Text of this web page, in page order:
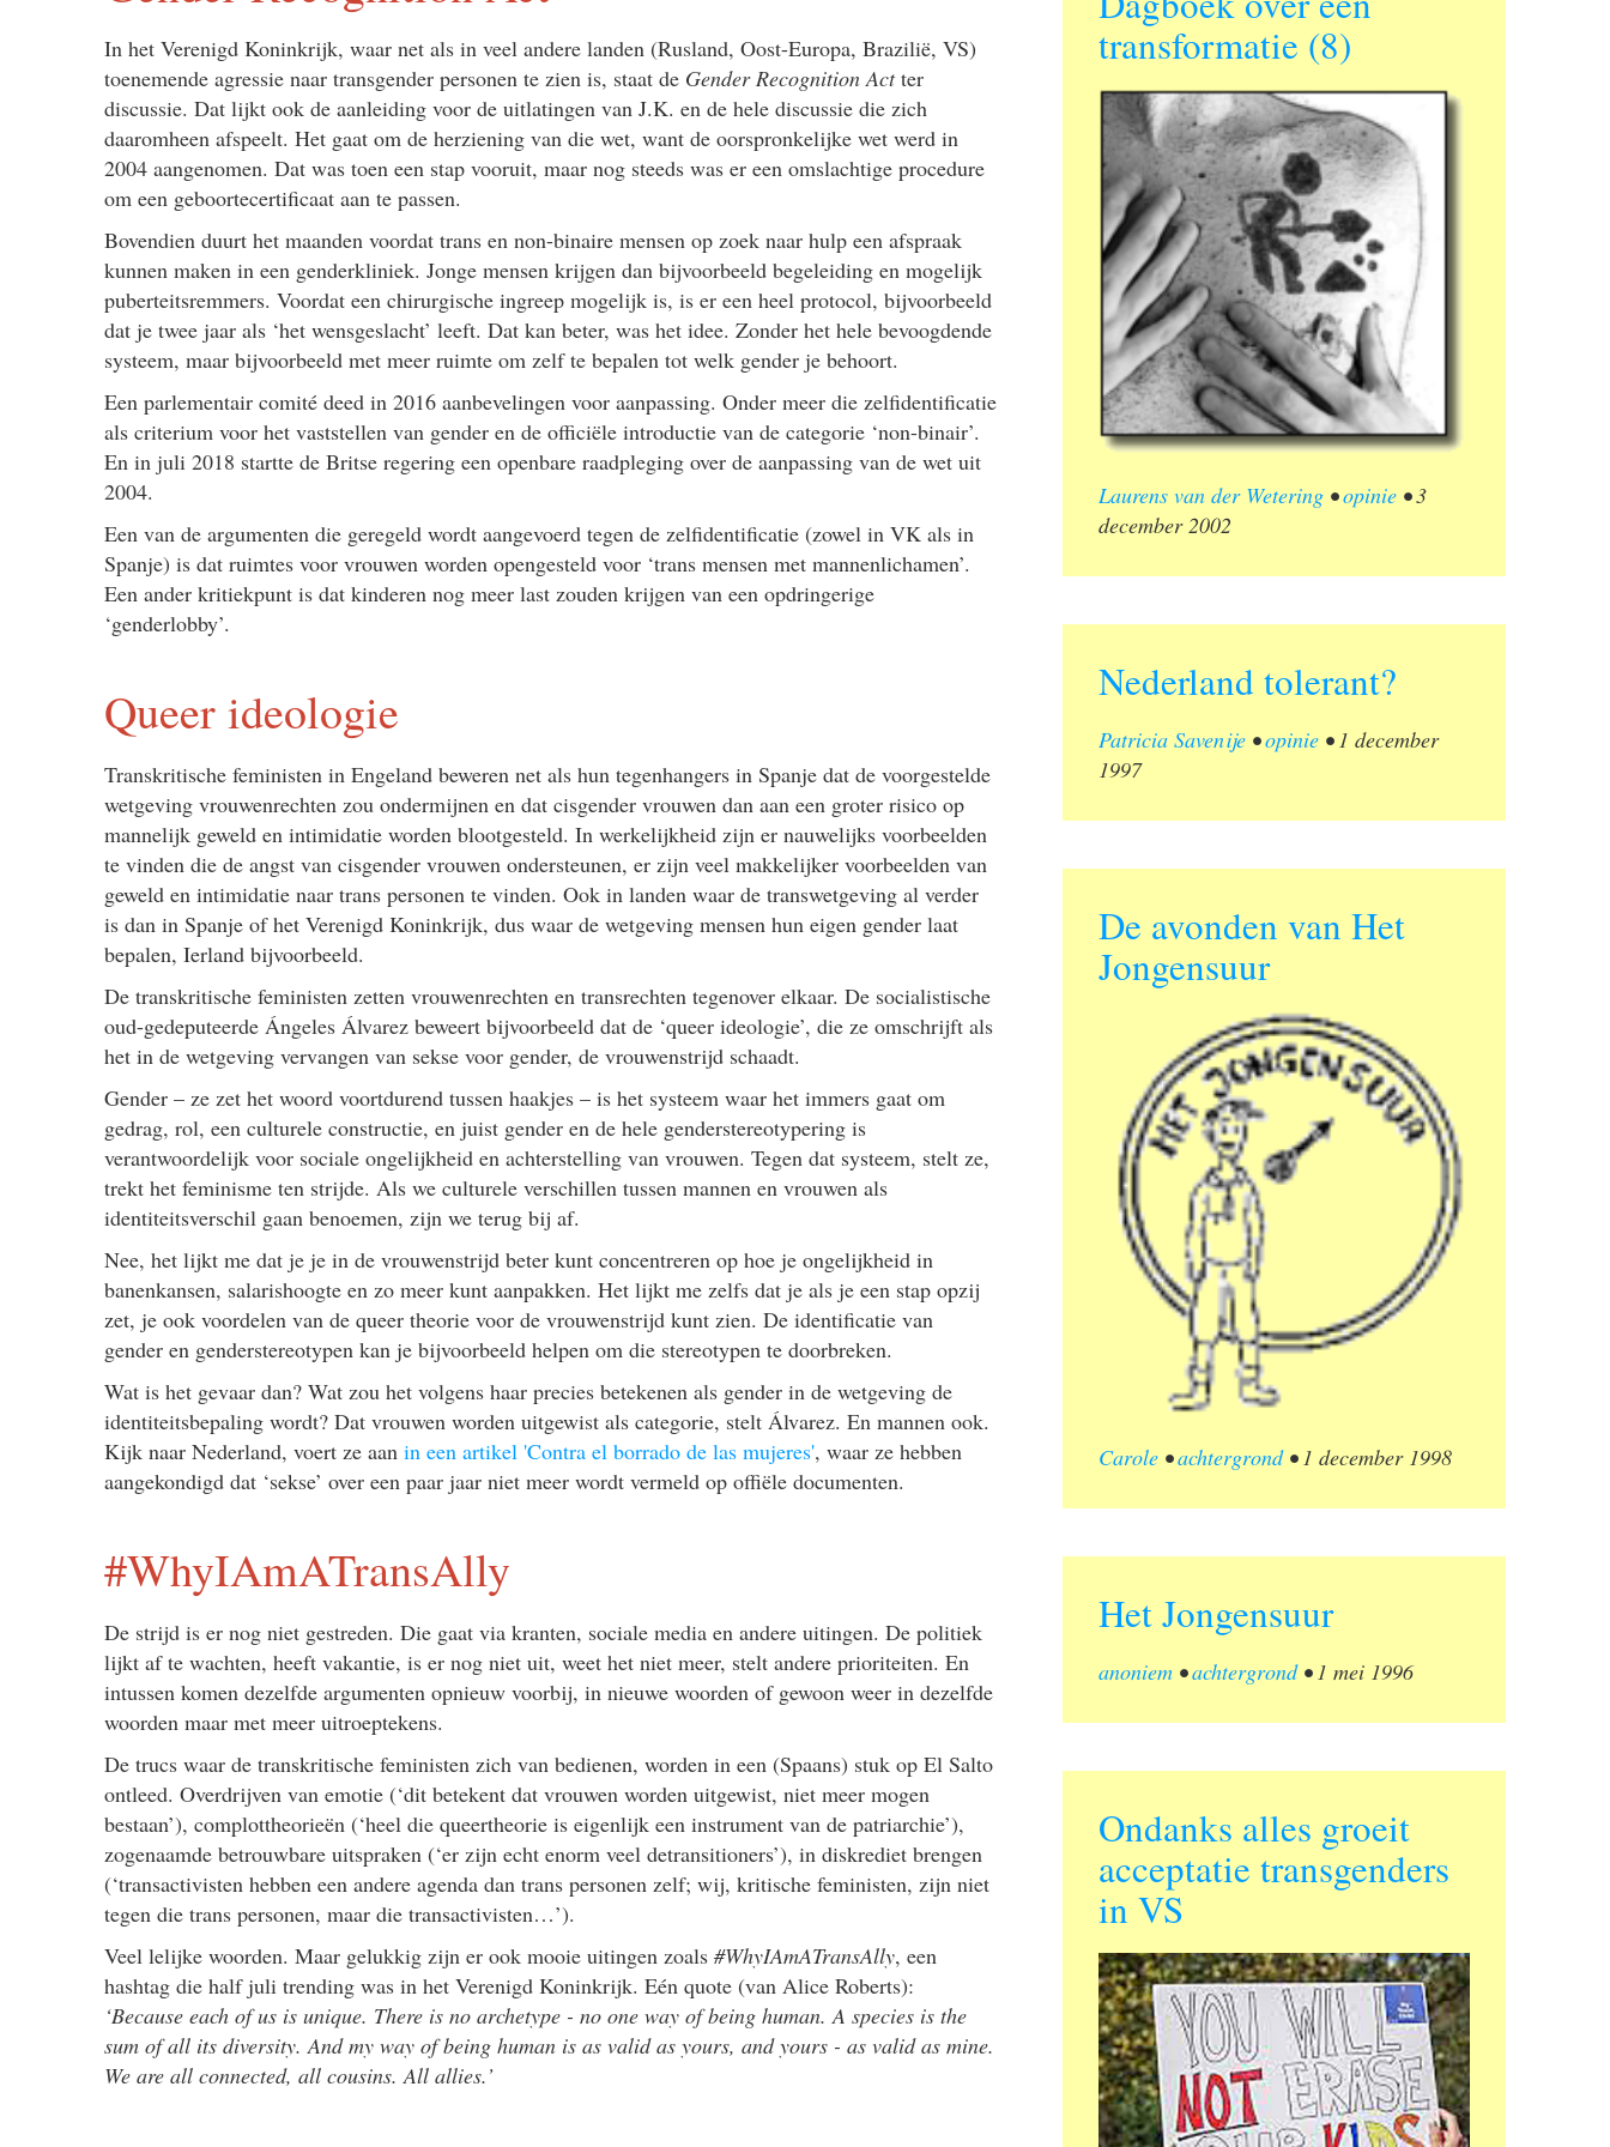
In het Verenigd Koninkrijk, waar net als in veel andere landen (Rusland, Oost-Europa, Brazilië, VS)
toenemende agressie naar transgender personen te zien is, staat de Gender Recognition Actter
discussie. Dat lijkt ook de aanleiding voor de uitlatingen van J.K. en de hele discussie die zich
daaromheen afspeelt. Het gaat om de herziening van die wet, want de oorspronkelijke wet werd in
2004 aangenomen. Dat was toen een stap vooruit, maar nog steeds was er een omslachtige procedure
om een geboortecertificaat aan te passen.
Bovendien duurt het maanden voordat trans en non-binaire mensen op zoek naar hulp een afspraak
kunnen maken in een genderkliniek. Jonge mensen krijgen dan bijvoorbeeld begeleiding en mogelijk
puberteitsremmers. Voordat een chirurgische ingreep mogelijk is, is er een heel protocol, bijvoorbeeld
dat je twee jaar als ‘het wensgeslacht’ leeft. Dat kan beter, was het idee. Zonder het hele bevoogdende
systeem, maar bijvoorbeeld met meer ruimte om zelf te bepalen tot welk gender je behoort.
Een parlementair comité deed in 2016 aanbevelingen voor aanpassing. Onder meer die zelfidentificatie
als criterium voor het vaststellen van gender en de officiële introductie van de categorie ‘non-binair’.
En in juli 2018 startte de Britse regering een openbare raadpleging over de aanpassing van de wet uit
2004.
Een van de argumenten die geregeld wordt aangevoerd tegen de zelfidentificatie (zowel in VK als in
Spanje) is dat ruimtes voor vrouwen worden opengesteld voor ‘trans mensen met mannenlichamen’.
Een ander kritiekpunt is dat kinderen nog meer last zouden krijgen van een opdringerige
‘genderlobby’.
Queer ideologie
Transkritische feministen in Engeland beweren net als hun tegenhangers in Spanje dat de voorgestelde
wetgeving vrouwenrechten zou ondermijnen en dat cisgender vrouwen dan aan een groter risico op
mannelijk geweld en intimidatie worden blootgesteld. In werkelijkheid zijn er nauwelijks voorbeelden
te vinden die de angst van cisgender vrouwen ondersteunen, er zijn veel makkelijker voorbeelden van
geweld en intimidatie naar trans personen te vinden. Ook in landen waar de transwetgeving al verder
is dan in Spanje of het Verenigd Koninkrijk, dus waar de wetgeving mensen hun eigen gender laat
bepalen, Ierland bijvoorbeeld.
De transkritische feministen zetten vrouwenrechten en transrechten tegenover elkaar. De socialistische
oud-gedeputeerde Ángeles Álvarez beweert bijvoorbeeld dat de ‘queer ideologie’, die ze omschrijft als
het in de wetgeving vervangen van sekse voor gender, de vrouwenstrijd schaadt.
Gender – ze zet het woord voortdurend tussen haakjes – is het systeem waar het immers gaat om
gedrag, rol, een culturele constructie, en juist gender en de hele genderstereotypering is
verantwoordelijk voor sociale ongelijkheid en achterstelling van vrouwen. Tegen dat systeem, stelt ze,
trekt het feminisme ten strijde. Als we culturele verschillen tussen mannen en vrouwen als
identiteitsverschil gaan benoemen, zijn we terug bij af.
Nee, het lijkt me dat je je in de vrouwenstrijd beter kunt concentreren op hoe je ongelijkheid in
banenkansen, salarishoogte en zo meer kunt aanpakken. Het lijkt me zelfs dat je als je een stap opzij
zet, je ook voordelen van de queer theorie voor de vrouwenstrijd kunt zien. De identificatie van
gender en genderstereotypen kan je bijvoorbeeld helpen om die stereotypen te doorbreken.
Wat is het gevaar dan? Wat zou het volgens haar precies betekenen als gender in de wetgeving de
identiteitsbepaling wordt? Dat vrouwen worden uitgewist als categorie, stelt Álvarez. En mannen ook.
Kijk naar Nederland, voert ze aan in een artikel 'Contra el borrado de las mujeres', waar ze hebben
aangekondigd dat ‘sekse’ over een paar jaar niet meer wordt vermeld op offiële documenten.
#WhyIAmATransAlly
De strijd is er nog niet gestreden. Die gaat via kranten, sociale media en andere uitingen. De politiek
lijkt af te wachten, heeft vakantie, is er nog niet uit, weet het niet meer, stelt andere prioriteiten. En
intussen komen dezelfde argumenten opnieuw voorbij, in nieuwe woorden of gewoon weer in dezelfde
woorden maar met meer uitroeptekens.
De trucs waar de transkritische feministen zich van bedienen, worden in een (Spaans) stuk op El Salto
ontleed. Overdrijven van emotie (‘dit betekent dat vrouwen worden uitgewist, niet meer mogen
bestaan’), complottheorieën (‘heel die queertheorie is eigenlijk een instrument van de patriarchie’),
zogenaamde betrouwbare uitspraken (‘er zijn echt enorm veel detransitioners’), in diskrediet brengen
(‘transactivisten hebben een andere agenda dan trans personen zelf; wij, kritische feministen, zijn niet
tegen die trans personen, maar die transactivisten…’).
Veel lelijke woorden. Maar gelukkig zijn er ook mooie uitingen zoals #WhyIAmATransAlly, een
hashtag die half juli trending was in het Verenigd Koninkrijk. Eén quote (van Alice Roberts):
‘Because each of us is unique. There is no archetype - no one way of being human. A species is the
sum of all its diversity. And my way of being human is as valid as yours, and yours - as valid as mine.
We are all connected, all cousins. All allies.’
transformatie (8)
Laurens van der Wetering •opinie •3
december 2002
Nederland tolerant?
Patricia Savenije •opinie • 1 december
1997
De avonden van Het
Jongensuur
Carole •achtergrond• 1 december 1998
Het Jongensuur
anoniem •achtergrond• 1 mei 1996
Ondanks alles groeit
acceptatie transgenders
in VS